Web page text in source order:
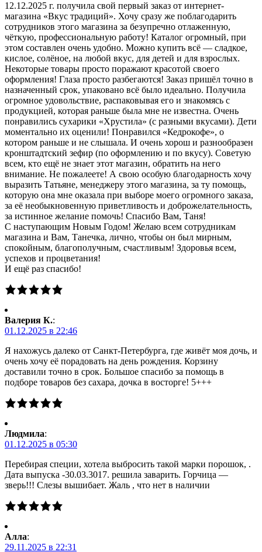
12.12.2025 г. получила свой первый заказ от интернет-
магазина «Вкус традиций». Хочу сразу же поблагодарить
сотрудников этого магазина за безупречно отлаженную,
чёткую, профессиональную работу! Каталог огромный, при
этом составлен очень удобно. Можно купить всё — сладкое,
кислое, солёное, на любой вкус, для детей и для взрослых.
Некоторые товары просто поражают красотой своего
оформления! Глаза просто разбегаются! Заказ пришёл точно в
назначенный срок, упаковано всё было идеально. Получила
огромное удовольствие, распаковывая его и знакомясь с
продукцией, которая раньше была мне не известна. Очень
понравились сухарики «Хрустила» (с разными вкусами). Дети
моментально их оценили! Понравился «Кедрокофе», о
котором раньше и не слышала. И очень хорош и разнообразен
кронштадтский зефир (по оформлению и по вкусу). Советую
всем, кто ещё не знает этот магазин, обратить на него
внимание. Не пожалеете! А свою особую благодарность хочу
выразить Татьяне, менеджеру этого магазина, за ту помощь,
которую она мне оказала при выборе моего огромного заказа,
за её необыкновенную приветливость и доброжелательность,
за истинное желание помочь! Спасибо Вам, Таня!
С наступающим Новым Годом! Желаю всем сотрудникам
магазина и Вам, Танечка, лично, чтобы он был мирным,
спокойным, благополучным, счастливым! Здоровья всем,
успехов и процветания!
И ещё раз спасибо!
Валерия К.:
01.12.2025 в 22:46
Я нахожусь далеко от Санкт-Петербурга, где живёт моя дочь, и
очень хочу её порадовать на день рождения. Корзину
доставили точно в срок. Большое спасибо за помощь в
подборе товаров без сахара, дочка в восторге! 5+++
Людмила:
01.12.2025 в 05:30
Перебирая специи, хотела выбросить такой марки порошок, .
Дата выпуска -30.03.3017. решила заварить. Горчица —
зверь!!! Слезы вышибает. Жаль , что нет в наличии
Алла:
29.11.2025 в 22:31